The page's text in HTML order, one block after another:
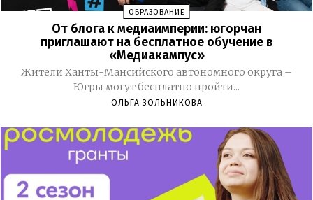
ОБРАЗОВАНИЕ
От блога к медиаимперии: югорчан
приглашают на бесплатное обучение в
«Медиакампус»
Жители Ханты-Мансийского автономного округа –
Югры могут бесплатно пройти...
ОЛЬГА ЗОЛЬНИКОВА